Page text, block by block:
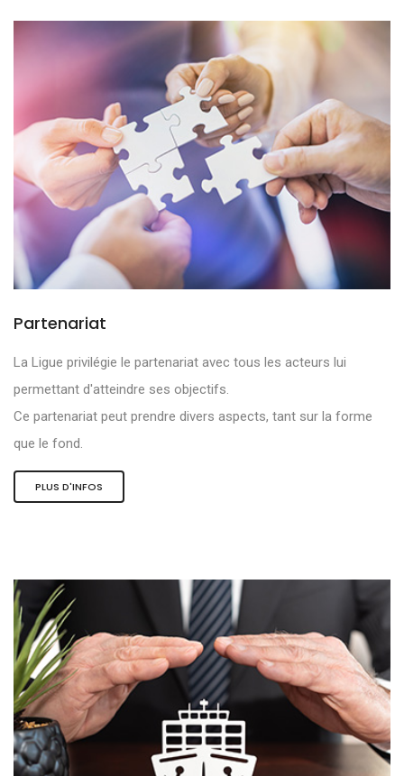
Partenariat
La Ligue privilégie le partenariat avec tous les acteurs lui
permettant d'atteindre ses objectifs.
Ce partenariat peut prendre divers aspects, tant sur la forme
que le fond.
PLUS D'INFOS